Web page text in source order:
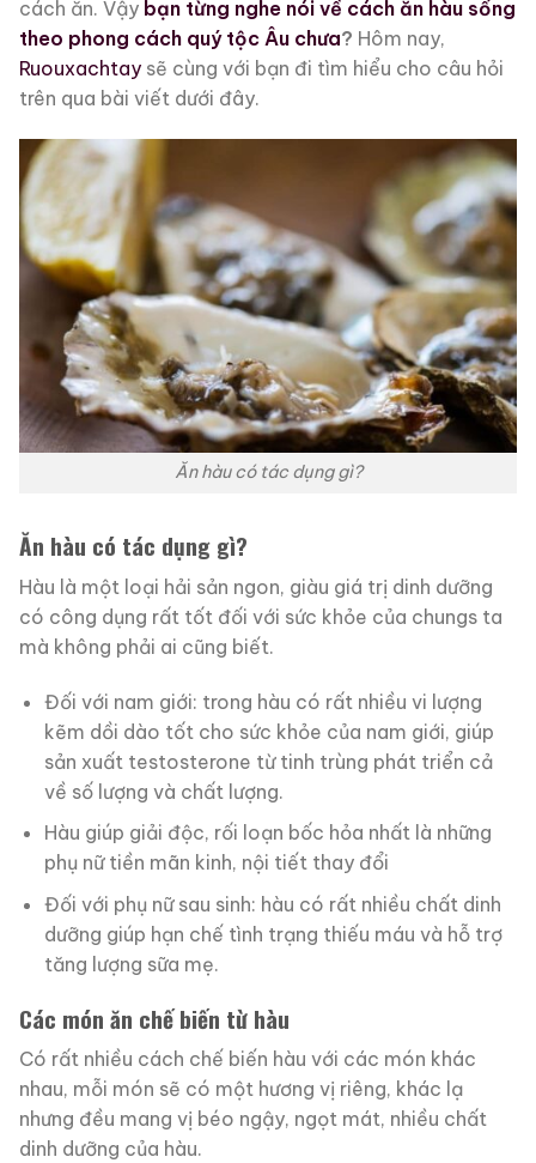
cách ăn. Vậy bạn từng nghe nói về cách ăn hàu sống
theo phong cách quý tộc Âu chưa? Hôm nay,
Ruouxachtay sẽ cùng với bạn đi tìm hiểu cho câu hỏi
trên qua bài viết dưới đây.
Ăn hàu có tác dụng gì?
Ăn hàu có tác dụng gì?
Hàu là một loại hải sản ngon, giàu giá trị dinh dưỡng
có công dụng rất tốt đối với sức khỏe của chungs ta
mà không phải ai cũng biết.
Đối với nam giới: trong hàu có rất nhiều vi lượng
kẽm dồi dào tốt cho sức khỏe của nam giới, giúp
sản xuất testosterone từ tinh trùng phát triển cả
về số lượng và chất lượng.
Hàu giúp giải độc, rối loạn bốc hỏa nhất là những
phụ nữ tiền mãn kinh, nội tiết thay đổi
Đối với phụ nữ sau sinh: hàu có rất nhiều chất dinh
dưỡng giúp hạn chế tình trạng thiếu máu và hỗ trợ
tăng lượng sữa mẹ.
Các món ăn chế biến từ hàu
Có rất nhiều cách chế biến hàu với các món khác
nhau, mỗi món sẽ có một hương vị riêng, khác lạ
nhưng đều mang vị béo ngậy, ngọt mát, nhiều chất
dinh dưỡng của hàu.